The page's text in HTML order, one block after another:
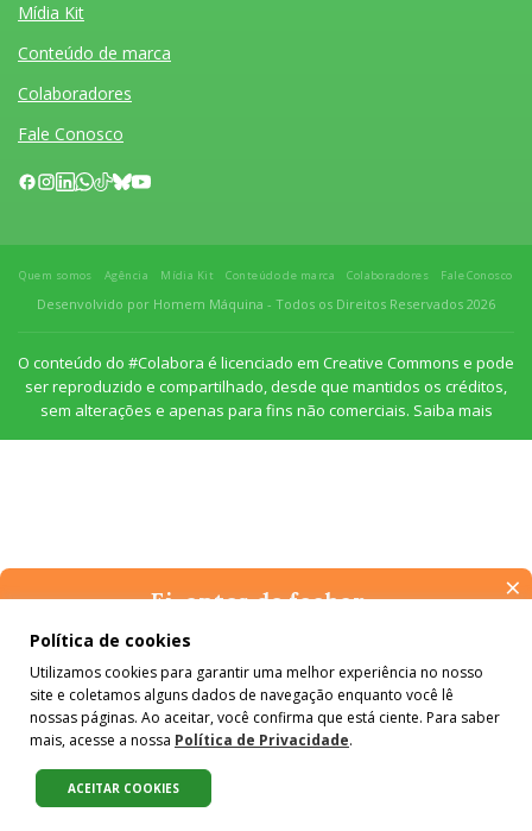
Mídia Kit
Conteúdo de marca
Colaboradores
Fale Conosco
Quem somos Agência Mídia Kit Conteúdo de marca Colaboradores Fale Conosco
Desenvolvido por Homem Máquina - Todos os Direitos Reservados 2026
O conteúdo do #Colabora é licenciado em Creative Commons e pode
ser reproduzido e compartilhado, desde que mantidos os créditos,
sem alterações e apenas para fins não comerciais. Saiba mais
Política de cookies
Utilizamos cookies para garantir uma melhor experiência no nosso
site e coletamos alguns dados de navegação enquanto você lê
nossas páginas. Ao aceitar, você confirma que está ciente. Para saber
mais, acesse a nossa Política de Privacidade.
ACEITAR COOKIES
×
Ei, antes de fechar…
Pense na importância de manter-se informado(a). Quer ter
colunistas e reportagens especiais? Receba a nossa newsletter.
É de graça :)